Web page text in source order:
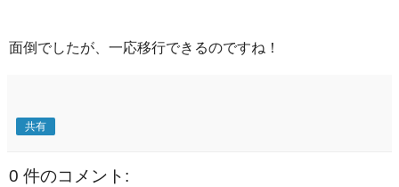
面倒でしたが、一応移行できるのですね！
共有
0 件のコメント: